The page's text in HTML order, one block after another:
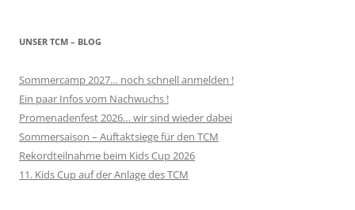
UNSER TCM – BLOG
Sommercamp 2027… noch schnell anmelden !
Ein paar Infos vom Nachwuchs !
Promenadenfest 2026… wir sind wieder dabei
Sommersaison – Auftaktsiege für den TCM
Rekordteilnahme beim Kids Cup 2026
11. Kids Cup auf der Anlage des TCM